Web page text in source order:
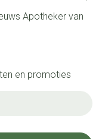
Apotheker van
en promoties